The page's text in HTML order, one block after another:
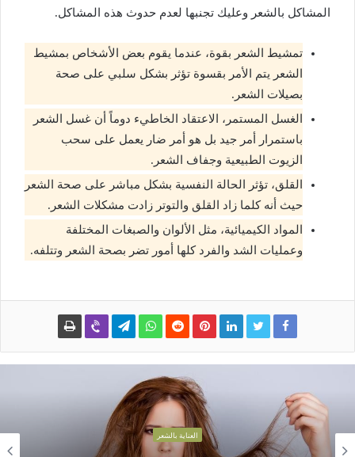
المشاكل بالشعر وعليك تجنبها لعدم حدوث هذه المشاكل.
تمشيط الشعر بقوة، عندما يقوم بعض الأشخاص بمشيط
الشعر يتم الأمر بقسوة تؤثر بشكل سلبي على صحة
بصيلات الشعر.
الغسل المستمر، الاعتقاد الخاطيء دوماً أن غسل الشعر
باستمرار أمر جيد بل هو أمر ضار يعمل على سحب
الزيوت الطبيعية وجفاف الشعر.
القلق، تؤثر الحالة النفسية بشكل مباشر على صحة الشعر
حيث أنه كلما زاد القلق والتوتر زادت مشكلات الشعر.
المواد الكيميائية، مثل الألوان والصبغات المختلفة
وعمليات الشد والفرد كلها أمور تضر بصحة الشعر وتتلفه.
العناية بالشعر